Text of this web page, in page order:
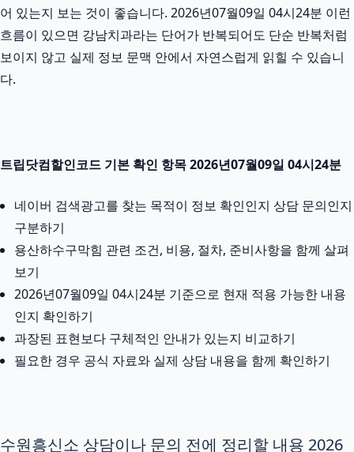
어 있는지 보는 것이 좋습니다. 2026년07월09일 04시24분 이런
흐름이 있으면 강남치과라는 단어가 반복되어도 단순 반복처럼
보이지 않고 실제 정보 문맥 안에서 자연스럽게 읽힐 수 있습니
다.
트립닷컴할인코드 기본 확인 항목 2026년07월09일 04시24분
네이버 검색광고를 찾는 목적이 정보 확인인지 상담 문의인지
구분하기
용산하수구막힘 관련 조건, 비용, 절차, 준비사항을 함께 살펴
보기
2026년07월09일 04시24분 기준으로 현재 적용 가능한 내용
인지 확인하기
과장된 표현보다 구체적인 안내가 있는지 비교하기
필요한 경우 공식 자료와 실제 상담 내용을 함께 확인하기
수원흥신소 상담이나 문의 전에 정리할 내용 2026